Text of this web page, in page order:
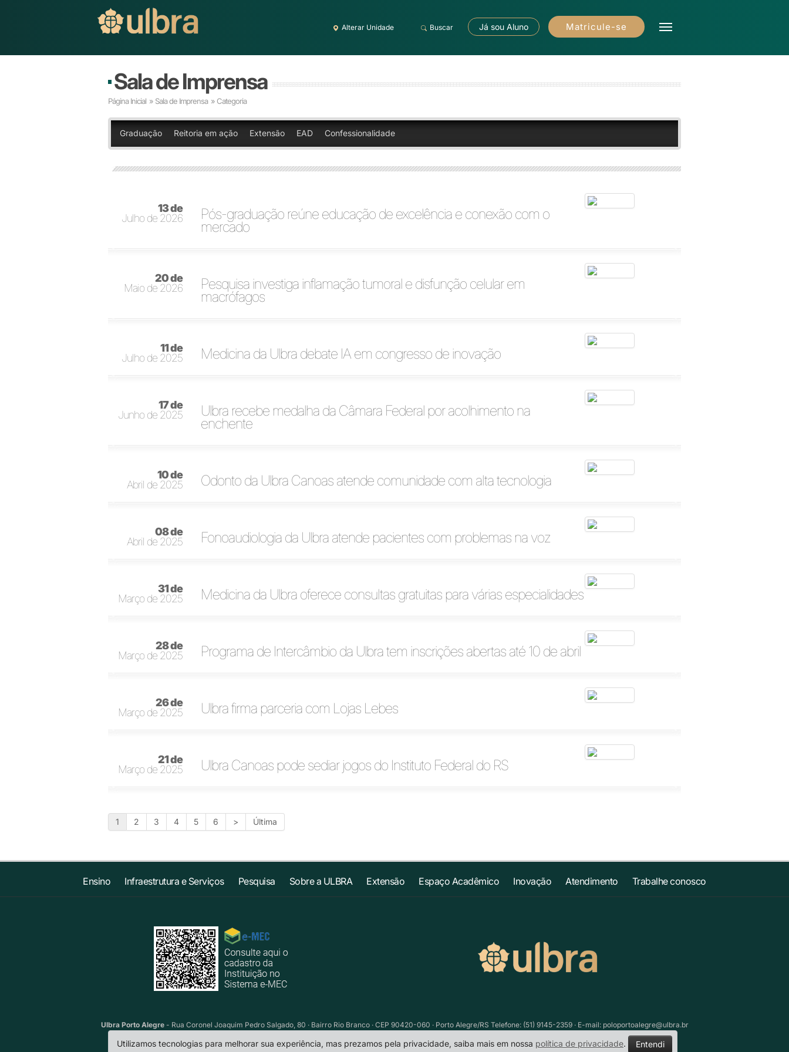
Alterar Unidade Buscar Já sou Aluno Matricule-se
Sala de Imprensa
Página Inicial » Sala de Imprensa » Categoria
Graduação Reitoria em ação Extensão EAD Confessionalidade
13 de
Julho de 2026
Pós-graduação reúne educação de excelência e conexão com o
mercado
20 de
Maio de 2026
Pesquisa investiga inflamação tumoral e disfunção celular em
macrófagos
11 de
Julho de 2025
Medicina da Ulbra debate IA em congresso de inovação
17 de
Junho de 2025
Ulbra recebe medalha da Câmara Federal por acolhimento na
enchente
10 de
Abril de 2025
Odonto da Ulbra Canoas atende comunidade com alta tecnologia
08 de
Abril de 2025
Fonoaudiologia da Ulbra atende pacientes com problemas na voz
31 de
Março de 2025
Medicina da Ulbra oferece consultas gratuitas para várias especialidades
28 de
Março de 2025
Programa de Intercâmbio da Ulbra tem inscrições abertas até 10 de abril
26 de
Março de 2025
Ulbra firma parceria com Lojas Lebes
21 de
Março de 2025
Ulbra Canoas pode sediar jogos do Instituto Federal do RS
1 2 3 4 5 6 > Última
Ensino Infraestrutura e Serviços Pesquisa Sobre a ULBRA Extensão Espaço Acadêmico Inovação Atendimento Trabalhe conosco
Ulbra Porto Alegre- Rua Coronel Joaquim Pedro Salgado, 80 · Bairro Rio Branco · CEP 90420-060 · Porto Alegre/RS Telefone: (51) 9145-2359 · E-mail: poloportoalegre@ulbra.br
Utilizamos tecnologias para melhorar sua experiência, mas prezamos pela privacidade, saiba mais em nossa política de privacidade. Entendi